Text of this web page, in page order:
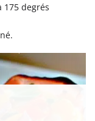
degrés